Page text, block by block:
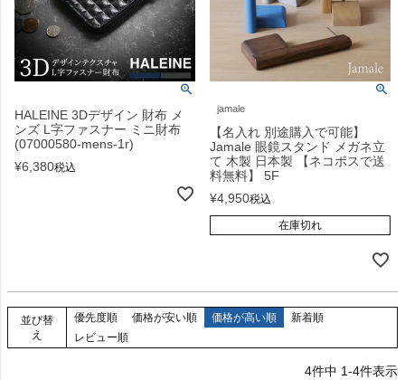
HALEINE 3Dデザイン 財布 メ
ンズ L字ファスナー ミニ財布
(07000580-mens-1r)
¥6,380税込
jamale
【名入れ 別途購入で可能】
Jamale 眼鏡スタンド メガネ立
て 木製 日本製 【ネコポスで送
料無料】 5F
¥4,950税込
在庫切れ
並び替
え
優先度順 価格が安い順 価格が高い順
新着順
レビュー順
4件中 1-4件表示